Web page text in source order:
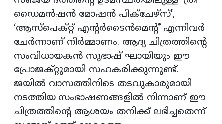
ഡൈമൻഷൻ മോഷൻ പിക്ചേഴ്സ്’,
‘ആസ്പെക്റ്റ് എന്റർടൈൻമെന്റ്’ എന്നിവർ
ചേർന്നാണ് നിർമ്മാണം. ആദ്യ ചിത്രത്തിന്റെ
സംവിധായകൻ സുഭാഷ് ഘായിയും ഈ
പ്രോജക്റ്റുമായി സഹകരിക്കുന്നുണ്ട്.
ജയിൽ വാസത്തിനിടെ തടവുകാരുമായി
നടത്തിയ സംഭാഷണങ്ങളിൽ നിന്നാണ് ഈ
ചിത്രത്തിന്റെ ആശയം തനിക്ക് ലഭിച്ചതെന്ന്